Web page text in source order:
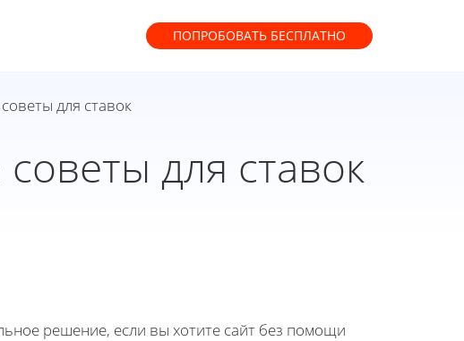
ПОПРОБОВАТЬ БЕСПЛАТНО
для ставок
для ставок
решение, если вы хотите сайт без помощи